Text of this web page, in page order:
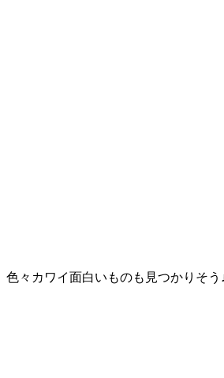
色々カワイ面白いものも見つかりそう